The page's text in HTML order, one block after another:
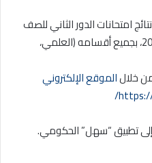
امتحانات الدور الثاني للصف
الثاني عشر للعام الدراسي 2024/2025، بجميع أقسامه (العلمي،
خلالالموقع الإلكتروني
إلى تطبيق “سهل” الحكومي.